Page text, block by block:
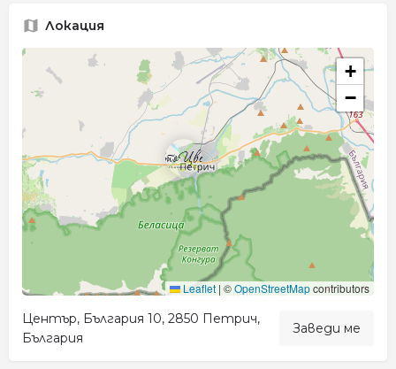
Локация
+
−
Leaflet | ©OpenStreetMapcontributors
Център, България 10, 2850 Петрич,
България
Заведи ме